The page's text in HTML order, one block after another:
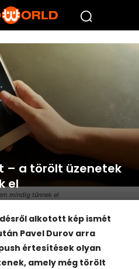
mindig tűnnek el
– a törölt üzenetek
el
alkotott kép ismét
Pavel Durov arra
értesítések olyan
amely még törölt